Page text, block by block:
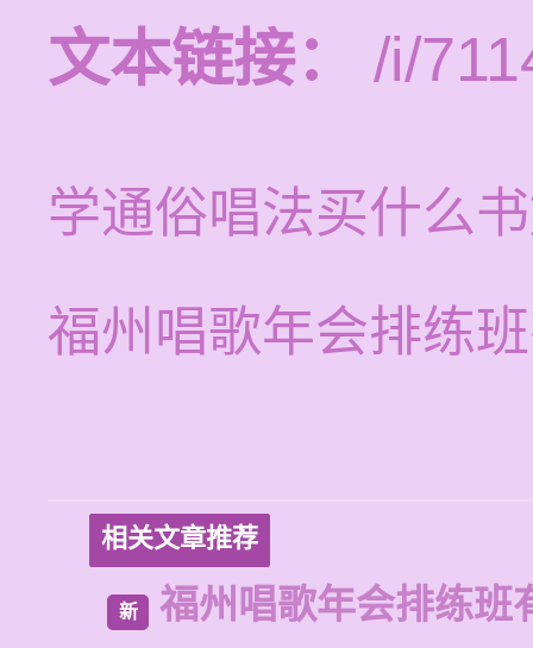
文本链接：
/i/
学通俗唱法买什么
福州唱歌年会排练
相关文章推荐
新 福州唱歌年会排练班